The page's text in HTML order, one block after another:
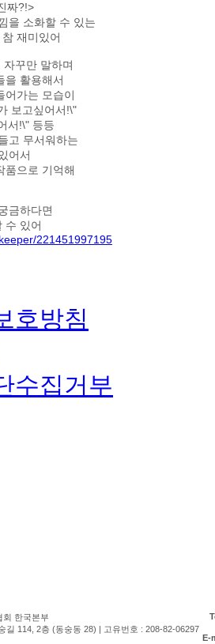
짜?!>
을 소화할 수 있는
재미있어
꾸만 말하며
을 활용해서
가는 모습이
보고싶어서!\"
서!\" 등등
고 무서워하는
어서
품으로 기억해
금하다면
수 있어
221451997195
호방침
수집거부
회 한국본부
길 114, 2층 (동숭동 28) | 고유번호 : 208-82-06297
E-